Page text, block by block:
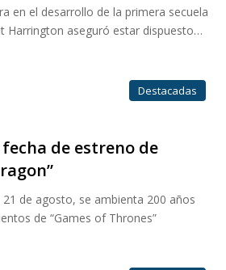
en el desarrollo de la primera secuela
Harrington aseguró estar dispuesto…
Destacadas
de estreno de
de agosto, se ambienta 200 años
de “Games of Thrones”